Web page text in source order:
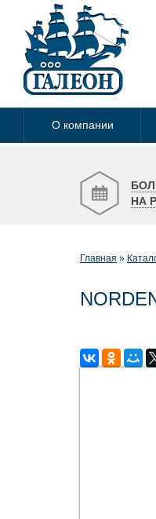
О компании
НА
Главная